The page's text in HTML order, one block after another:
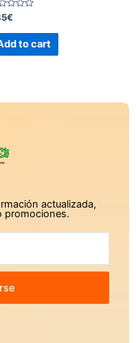
€
to cart
actualizada,
promociones.